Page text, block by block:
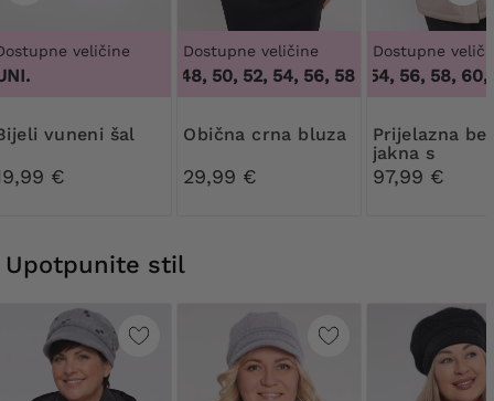
veličine
Bijeli vuneni šal
€
Dostupne veličine
44, 46, 48, 50, 52, 54, 56, 58, 60, 62, 64,44,
Obična crna bluza
29,99 €
Dostupne
48, 50, 54, 56, 58, 60,
Prijelazna bež
jakna s
kapuljačom
97,99 €
Upotpunite stil